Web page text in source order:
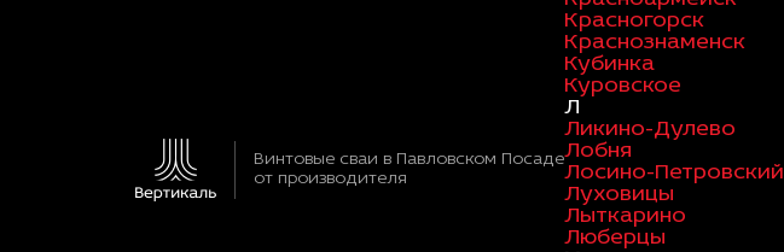
Винтовые сваи в Павловском Посаде
от производителя
Красногорск
Краснознаменск
Кубинка
Куровское
Л
Ликино-Дулево
Лобня
Лосино-Петровский
Луховицы
Лыткарино
Люберцы